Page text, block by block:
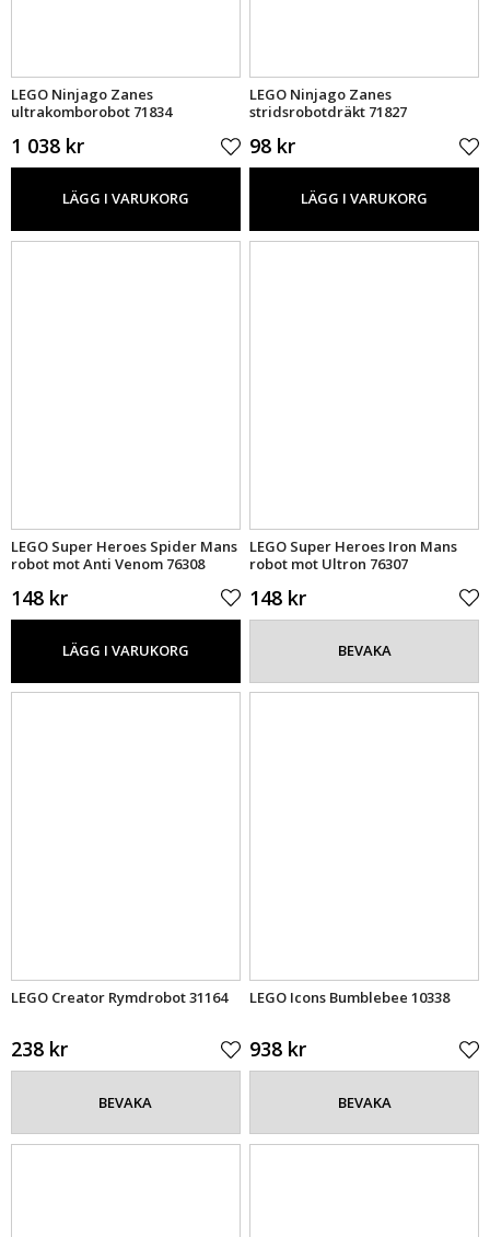
LEGO Ninjago Zanes
ultrakomborobot 71834
1 038 kr
LÄGG I VARUKORG
LEGO Ninjago Zanes
stridsrobotdräkt 71827
98 kr
LÄGG I VARUKORG
LEGO Super Heroes Spider Mans
robot mot Anti Venom 76308
148 kr
LÄGG I VARUKORG
LEGO Super Heroes Iron Mans
robot mot Ultron 76307
148 kr
BEVAKA
LEGO Creator Rymdrobot 31164
238 kr
BEVAKA
LEGO Icons Bumblebee 10338
938 kr
BEVAKA